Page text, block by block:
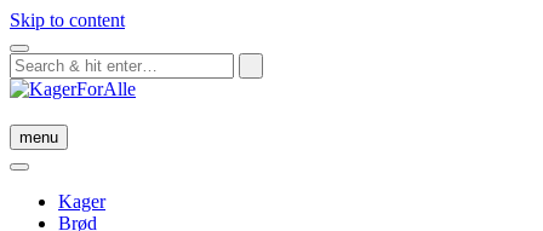
Skip to content
menu
Kager
Brød